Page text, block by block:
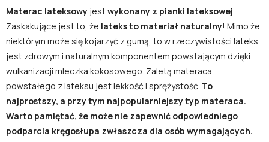
Materac lateksowy jestwykonany z pianki lateksowej.
Zaskakujące jest to, że lateks to materiał naturalny! Mimo że
niektórym może się kojarzyć z gumą, to w rzeczywistości lateks
jest zdrowym i naturalnym komponentem powstającym dzięki
wulkanizacji mleczka kokosowego. Zaletą materaca
powstałego z lateksu jest lekkość i sprężystość. To
najprostszy, a przy tym najpopularniejszy typ materaca.
Warto pamiętać, że może nie zapewnić odpowiedniego
podparcia kręgosłupa zwłaszcza dla osób wymagających.